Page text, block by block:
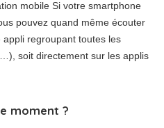
mobile Si votre smartphone
pouvez quand même écouter
regroupant toutes les
soit directement sur les applis
moment ?